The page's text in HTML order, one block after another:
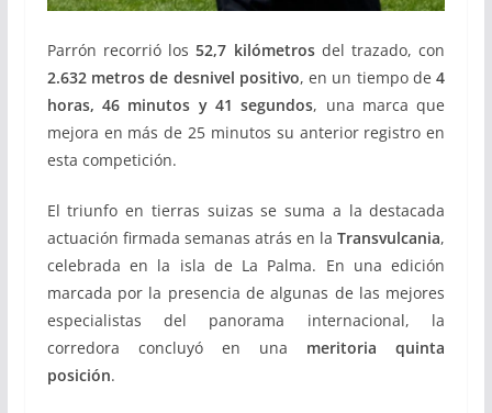
Parrón recorrió los52,7 kilómetrosdel trazado, con
2.632 metros de desnivel positivo, en un tiempo de4
horas, 46 minutos y 41 segundos, una marca que
mejora en más de 25 minutos su anterior registro en
esta competición.
El triunfo en tierras suizas se suma a la destacada
actuación firmada semanas atrás en laTransvulcania,
celebrada en la isla de La Palma. En una edición
marcada por la presencia de algunas de las mejores
especialistas del panorama internacional, la
corredora concluyó en una meritoria quinta
posición.